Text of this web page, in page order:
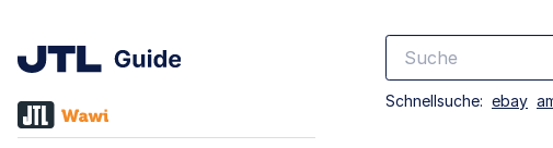
Schnellsuche: ebay